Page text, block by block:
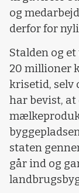
og
derfor for
Stalden og
20 millioner
krisetid, selv
har bevist, at
staten
går ind og